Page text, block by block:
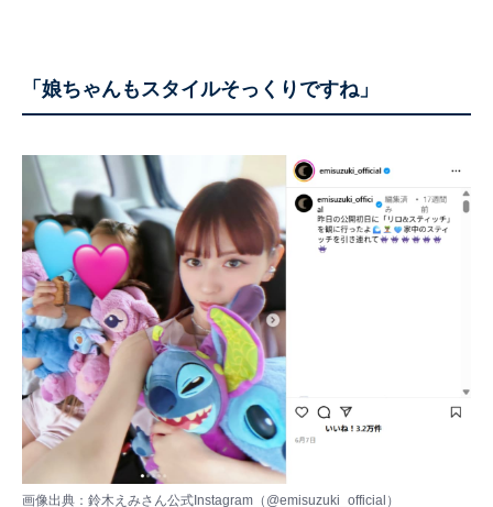
「娘ちゃんもスタイルそっくりですね」
画像出典：鈴木えみさん公式Instagram（ @emisuzuki_official ）